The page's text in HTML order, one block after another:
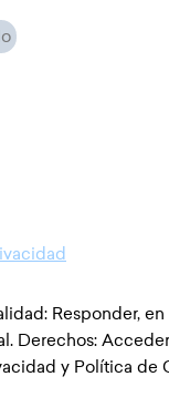
Responder,
Derechos:
y Política de